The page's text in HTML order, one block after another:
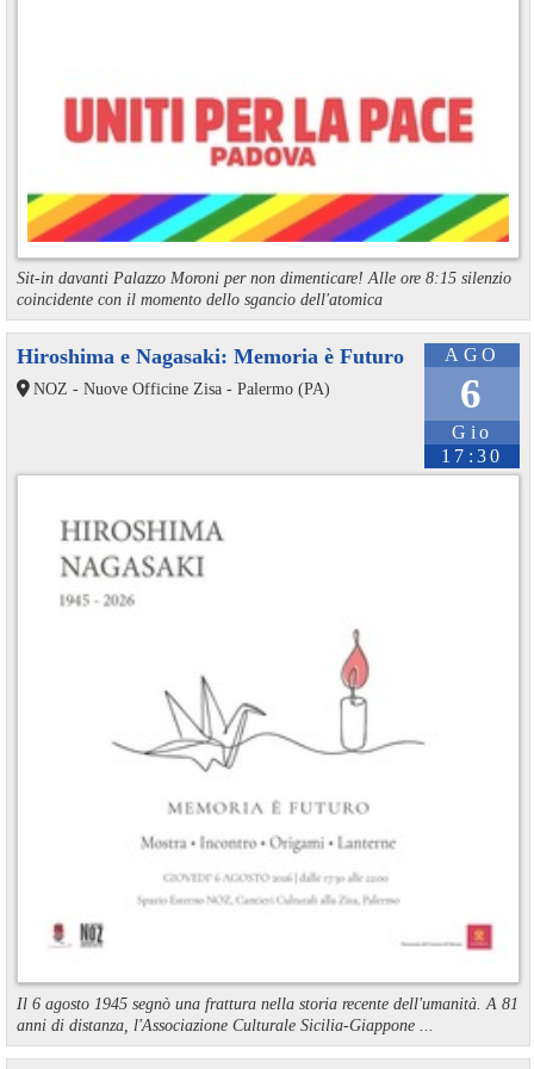
Sit-in davanti Palazzo Moroni per non dimenticare! Alle ore 8:15 silenzio
coincidente con il momento dello sgancio dell'atomica
AGO
6
Gio
17:30
Hiroshima e Nagasaki: Memoria è Futuro
NOZ - Nuove Officine Zisa - Palermo (PA)
Il 6 agosto 1945 segnò una frattura nella storia recente dell'umanità. A 81
anni di distanza, l'Associazione Culturale Sicilia-Giappone ...